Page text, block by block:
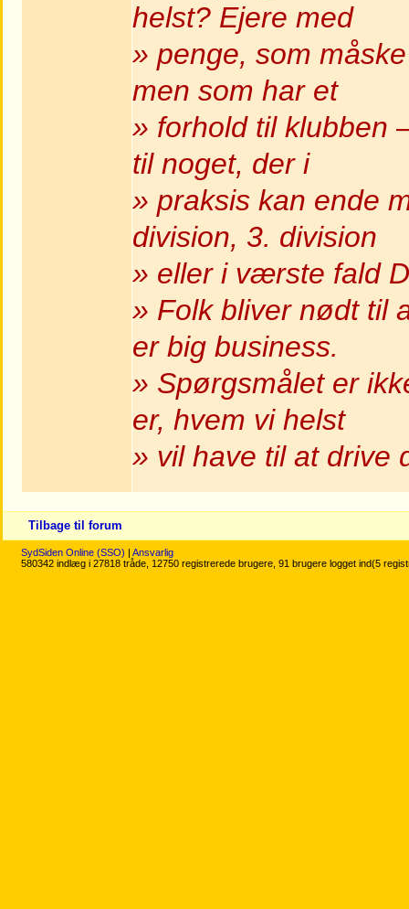
helst? Ejere med
» penge, som
men som har et
» forhold til klubben
til noget, der i
» praksis kan ende
division, 3. division
» eller i værste fald
» Folk bliver nødt til
er big business.
» Spørgsmålet er
er, hvem vi helst
» vil have til at drive
Tilbage til forum
SydSiden Online (SSO) | Ansvarlig
580342 indlæg i 27818 tråde, 12750 registrerede brugere, 91 brugere logget ind(5